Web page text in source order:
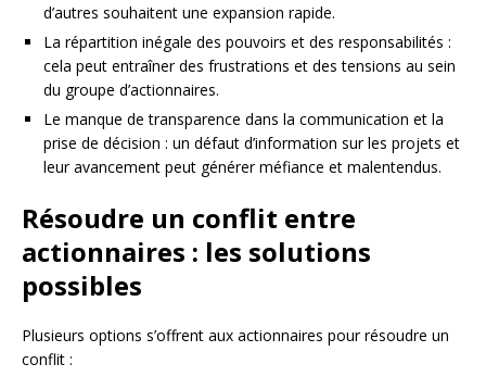
d’autres souhaitent une expansion rapide.
La répartition inégale des pouvoirs et des responsabilités :
cela peut entraîner des frustrations et des tensions au sein
du groupe d’actionnaires.
Le manque de transparence dans la communication et la
prise de décision : un défaut d’information sur les projets et
leur avancement peut générer méfiance et malentendus.
Résoudre un conflit entre
actionnaires : les solutions
possibles
Plusieurs options s’offrent aux actionnaires pour résoudre un
conflit :